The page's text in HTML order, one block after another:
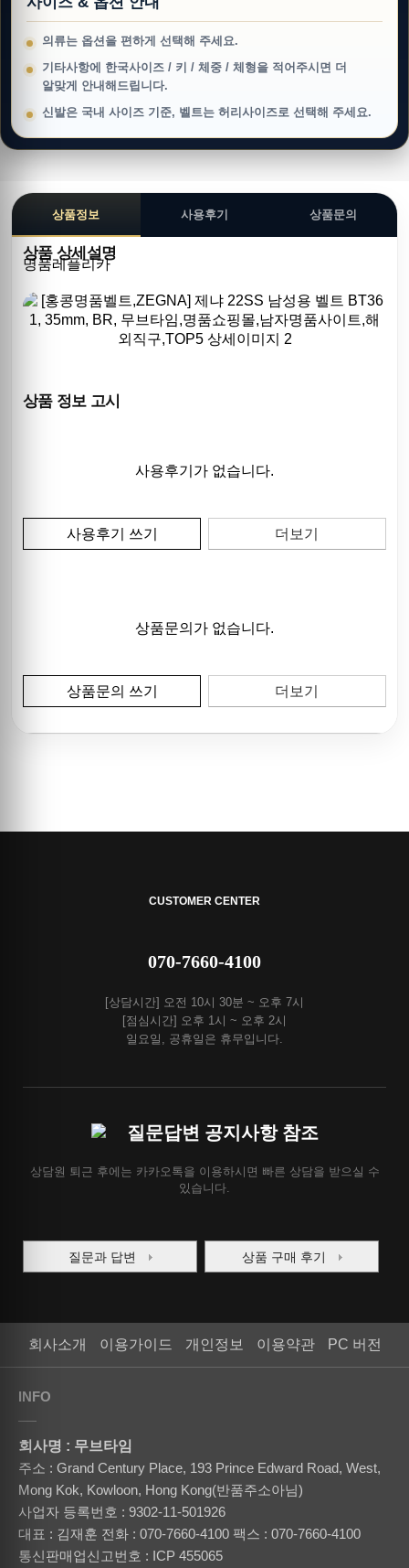
의류는 옵션을 편하게 선택해 주세요.
기타사항에 한국사이즈 / 키 / 체중 / 체형을 적어주시면 더
알맞게 안내해드립니다.
신발은 국내 사이즈 기준, 벨트는 허리사이즈로 선택해 주세요.
상품정보 사용후기 상품문의
상품 상세설명
명품레플리카
상품 정보 고시
사용후기가 없습니다.
사용후기 쓰기 더보기
상품문의가 없습니다.
상품문의 쓰기 더보기
CUSTOMER CENTER
070-7660-4100
[상담시간] 오전 10시 30분 ~ 오후 7시
[점심시간] 오후 1시 ~ 오후 2시
일요일, 공휴일은 휴무입니다.
질문답변 공지사항 참조
상담원 퇴근 후에는 카카오톡을 이용하시면 빠른 상담을 받으실 수
있습니다.
질문과 답변 상품 구매 후기
회사소개 이용가이드 개인정보 이용약관 PC 버전
INFO
회사명 : 무브타임
주소 : Grand Century Place, 193 Prince Edward Road, West,
Mong Kok, Kowloon, Hong Kong(반품주소아님)
사업자 등록번호 : 9302-11-501926
대표 : 김재훈 전화 : 070-7660-4100 팩스 : 070-7660-4100
통신판매업신고번호 : ICP 455065